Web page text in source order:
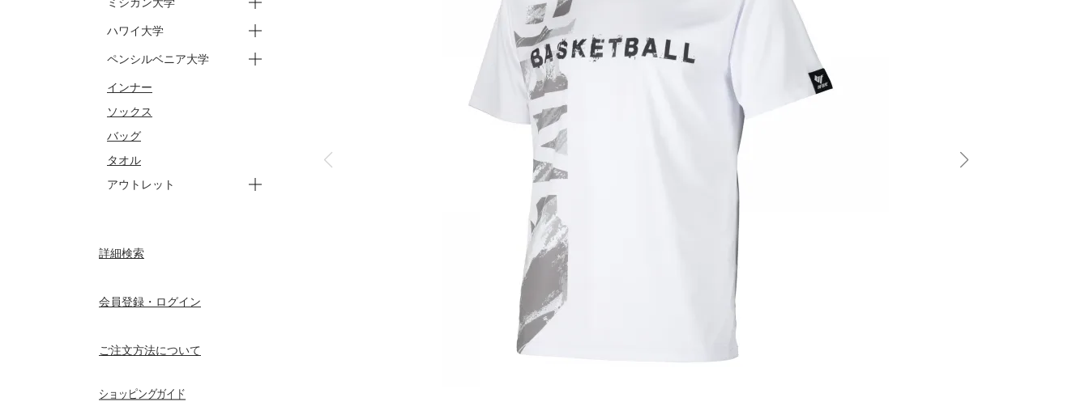
ージュニア トップス
ージュニア パンツ
ースウェット
ーバッグ
ータオル
ミシガン大学
ハワイ大学
ペンシルベニア大学
インナー
ソックス
バッグ
タオル
アウトレット
ス
ーセサミストリート パンツ
ーセサミストリート ジュニ
ーセサミストリート ジュニ
詳細検索
会員登録・ログイン
ご注文方法について
ショッピングガイド